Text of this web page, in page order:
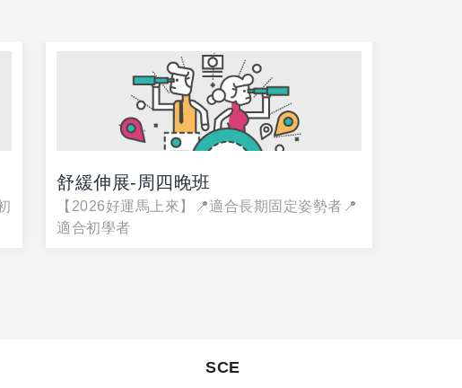
舒緩伸展-周四晚班
【2026好運馬上來】📍適合長期固定姿勢者📍
適合初學者
SCE